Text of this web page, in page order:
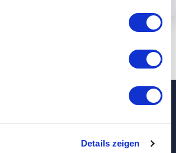
Details zeigen
/ Rechenzentrum